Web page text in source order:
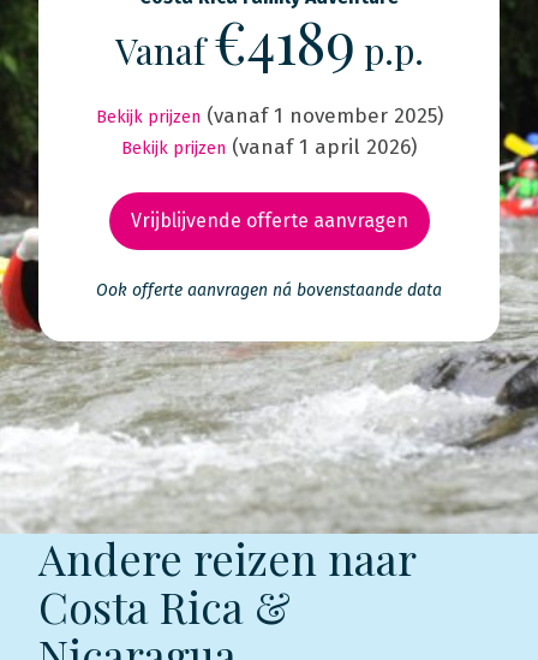
Vanaf€4189 p.p.
Bekijk prijzen (vanaf 1 november 2025)
Bekijk prijzen (vanaf 1 april 2026)
Vrijblijvende offerte aanvragen
Ook offerte aanvragen ná bovenstaande data
Andere reizen naar
Costa Rica &